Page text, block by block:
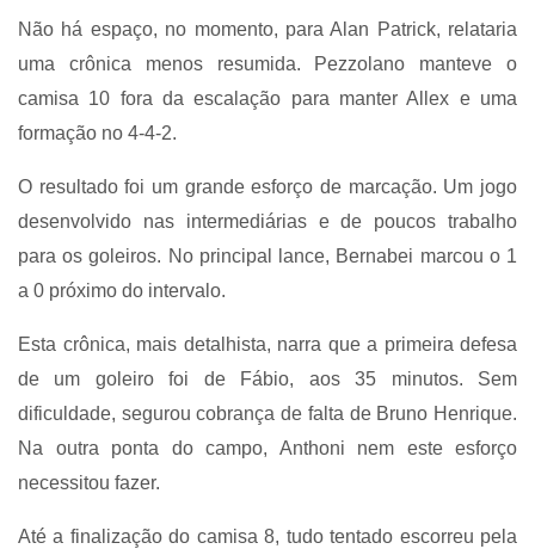
Não há espaço, no momento, para Alan Patrick, relataria
uma crônica menos resumida. Pezzolano manteve o
camisa 10 fora da escalação para manter Allex e uma
formação no 4-4-2.
O resultado foi um grande esforço de marcação. Um jogo
desenvolvido nas intermediárias e de poucos trabalho
para os goleiros. No principal lance, Bernabei marcou o 1
a 0 próximo do intervalo.
Esta crônica, mais detalhista, narra que a primeira defesa
de um goleiro foi de Fábio, aos 35 minutos. Sem
dificuldade, segurou cobrança de falta de Bruno Henrique.
Na outra ponta do campo, Anthoni nem este esforço
necessitou fazer.
Até a finalização do camisa 8, tudo tentado escorreu pela